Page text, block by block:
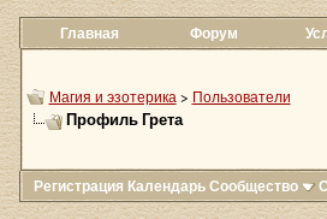
Главная Форум
Магия и эзотерика > Пользователи
Профиль Грета
Регистрация КалендарьСообщество